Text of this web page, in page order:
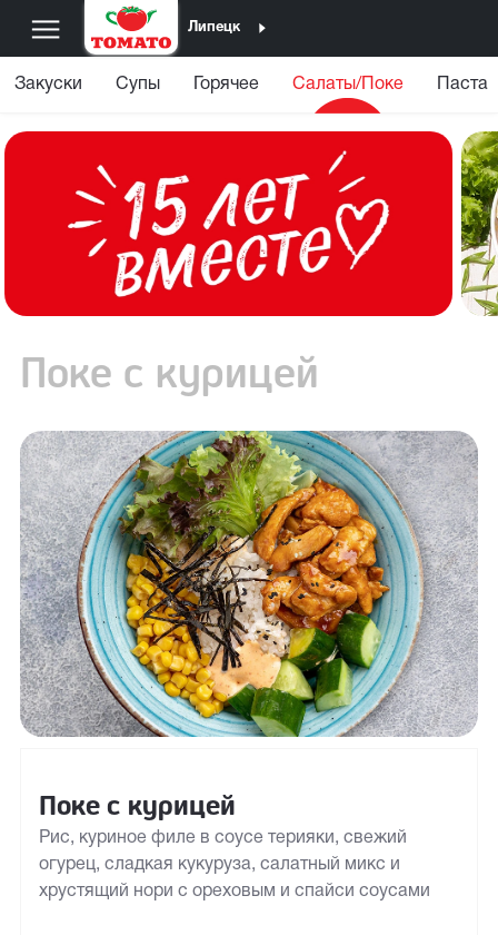
Липецк
Закуски Супы Горячее Салаты/Поке Паста
Поке с курицей
Поке с курицей
Рис, куриное филе в соусе терияки, свежий
огурец, сладкая кукуруза, салатный микс и
хрустящий нори с ореховым и спайси соусами